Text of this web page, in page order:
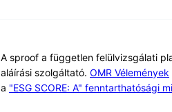
A sproof a független felülvizsgálati
aláírási szolgáltató. OMR Vélemények
a "ESG SCORE: A" fenntarthatósági